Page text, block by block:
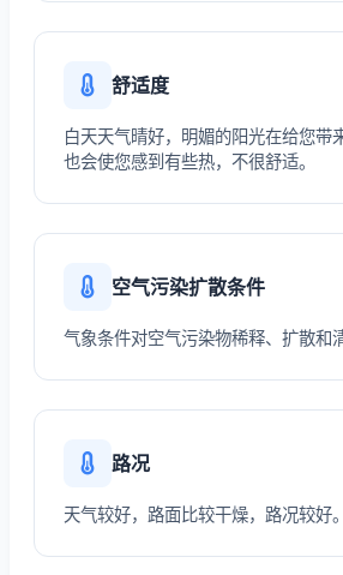
舒适度
白天天气晴好，明媚的阳光在给您带
也会使您感到有些热，不很舒适。
空气污染扩散条件
气象条件对空气污染物稀释、扩散和
路况
天气较好，路面比较干燥，路况较好。